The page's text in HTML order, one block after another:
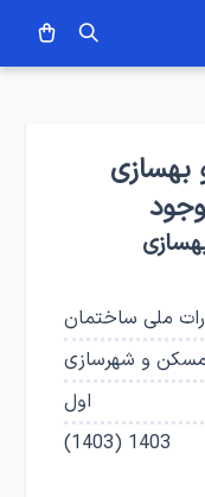
بهسازی
ملی ساختمان
مسکن و شهرسازی
اول
1403
(
1403
)